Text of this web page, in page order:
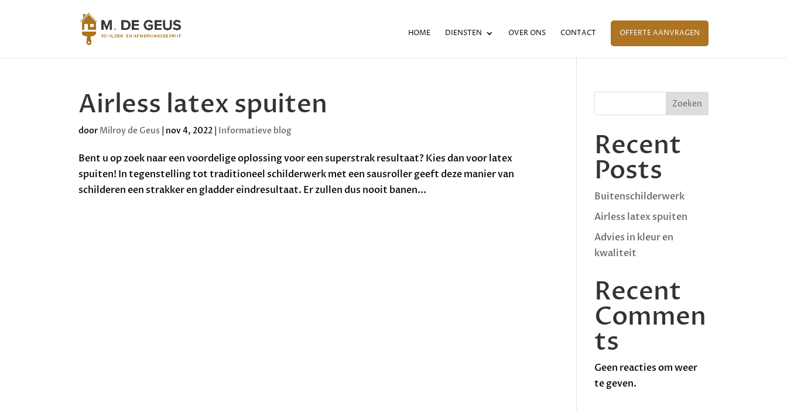
HOME DIENSTEN OVER ONS CONTACT OFFERTE AANVRAGEN
Airless latex spuiten
door Milroy de Geus nov 4, 2022 Informatieve blog
Bent u op zoek naar een voordelige oplossing voor een superstrak resultaat? Kies dan voor latex
spuiten! In tegenstelling tot traditioneel schilderwerk met een sausroller geeft deze manier van
schilderen een strakker en gladder eindresultaat. Er zullen dus nooit banen...
Zoeken
Recent
Posts
Buitenschilderwerk
Airless latex spuiten
Advies in kleur en
kwaliteit
Recent
Commen
ts
Geen reacties om weer
te geven.